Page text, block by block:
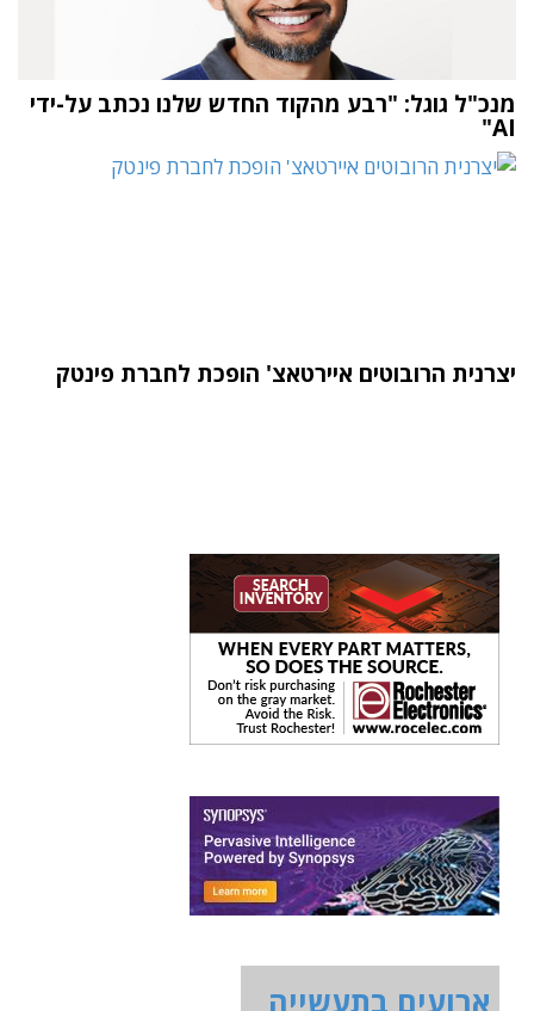
מנכ"ל גוגל: "רבע מהקוד החדש שלנו נכתב על-ידי
AI"
יצרנית הרובוטים איירטאצ' הופכת לחברת פינטק
ארועים בתעשייה